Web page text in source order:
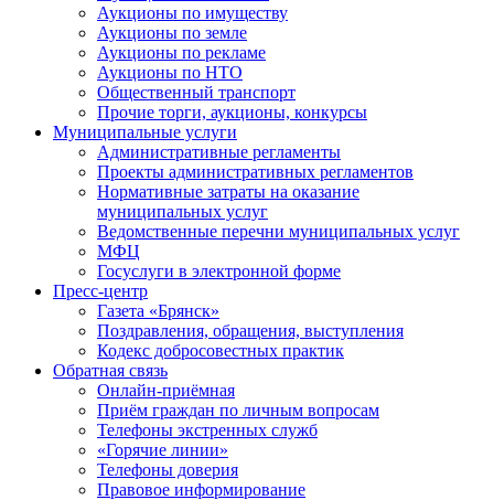
Аукционы по имуществу
Аукционы по земле
Аукционы по рекламе
Аукционы по НТО
Общественный транспорт
Прочие торги, аукционы, конкурсы
Муниципальные услуги
Административные регламенты
Проекты административных регламентов
Нормативные затраты на оказание
муниципальных услуг
Ведомственные перечни муниципальных услуг
МФЦ
Госуслуги в электронной форме
Пресс-центр
Газета «Брянск»
Поздравления, обращения, выступления
Кодекс добросовестных практик
Обратная связь
Онлайн-приёмная
Приём граждан по личным вопросам
Телефоны экстренных служб
«Горячие линии»
Телефоны доверия
Правовое информирование